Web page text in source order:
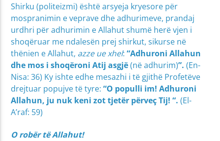
Shirku (politeizmi) është arsyeja kryesore për
mospranimin e veprave dhe adhurimeve, prandaj
urdhri për adhurimin e Allahut shumë herë vjen i
shoqëruar me ndalesën prej shirkut, sikurse në
thënien e Allahut, azze ue xhel:“Adhuroni Allahun
dhe mos i shoqëroni Atij asgjë(në adhurim)”. (En-
Nisa: 36) Ky ishte edhe mesazhi i të gjithë Profetëve
drejtuar popujve të tyre:“O populli im! Adhuroni
Allahun, ju nuk keni zot tjetër përveç Tij! “.(El-
A’raf: 59)
O robër të Allahut!